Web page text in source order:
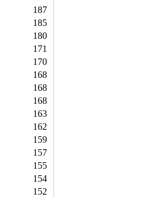
187
185
180
171
170
168
168
168
163
162
159
157
155
154
152